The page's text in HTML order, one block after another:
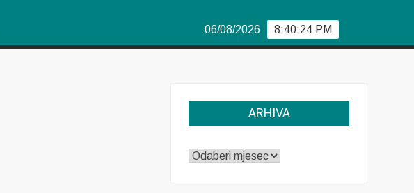
8:40:24 PM
06/08/2026
ARHIVA
ARHIVA